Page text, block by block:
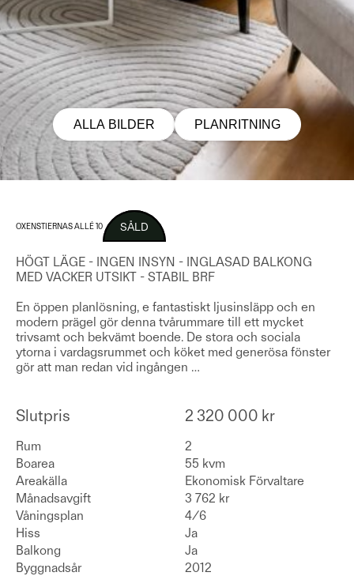
ALLA BILDER PLANRITNING
OXENSTIERNAS ALLÉ 10 SÅLD
HÖGT LÄGE - INGEN INSYN - INGLASAD BALKONG
MED VACKER UTSIKT - STABIL BRF
En öppen planlösning, e fantastiskt ljusinsläpp och en
modern prägel gör denna tvårummare till ett mycket
trivsamt och bekvämt boende. De stora och sociala
ytorna i vardagsrummet och köket med generösa fönster
gör att man redan vid ingången …
Slutpris 2 320 000 kr
Rum
2
Boarea
55 kvm
Areakälla
Ekonomisk Förvaltare
Månadsavgift
3 762 kr
Våningsplan
4/6
Hiss
Ja
Balkong
Ja
Byggnadsår
2012